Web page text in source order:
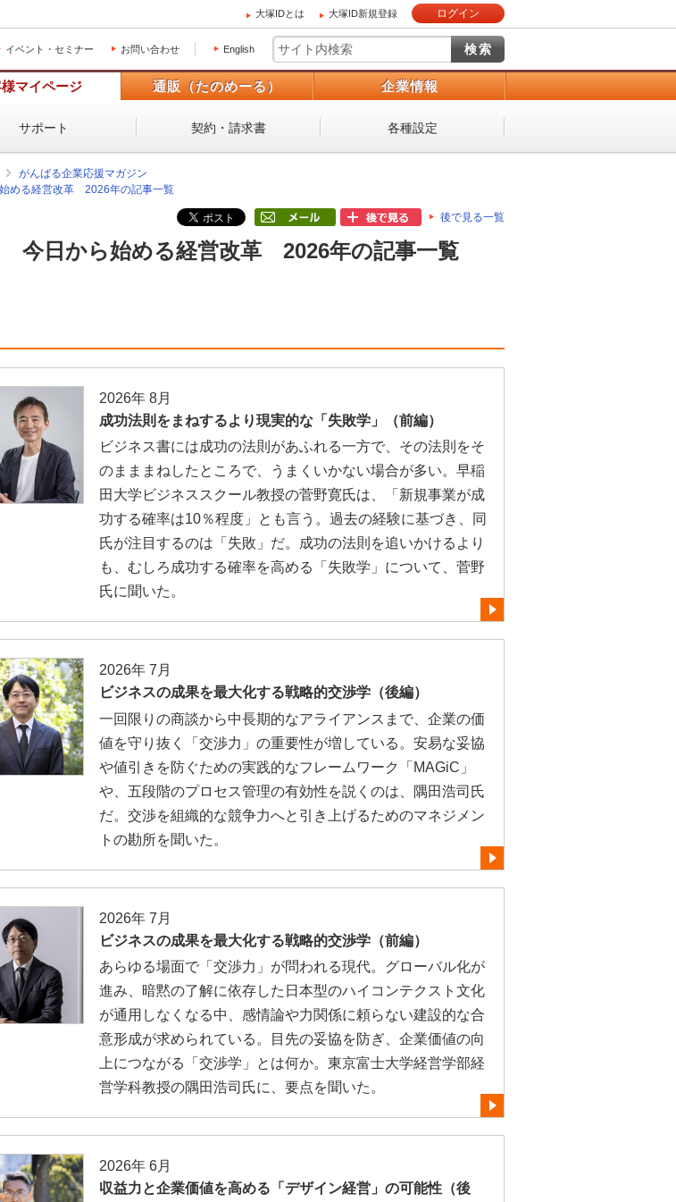
大塚IDとは 大塚ID新規登録 ログイン
イベント・セミナー お問い合わせ English
マイページ 通販（たのめーる） 企業情報
サポート 契約・請求書 各種設定
がんばる企業応援マガジン
める経営改革 2026年の記事一覧
後で見る一覧
今日から始める経営改革 2026年の記事一覧
2026年 8月
成功法則をまねするより現実的な「失敗学」（前編）
ビジネス書には成功の法則があふれる一方で、その法則をそ
のまままねしたところで、うまくいかない場合が多い。早稲
田大学ビジネススクール教授の菅野寛氏は、「新規事業が成
功する確率は10％程度」とも言う。過去の経験に基づき、同
氏が注目するのは「失敗」だ。成功の法則を追いかけるより
も、むしろ成功する確率を高める「失敗学」について、菅野
氏に聞いた。
2026年 7月
ビジネスの成果を最大化する戦略的交渉学（後編）
一回限りの商談から中長期的なアライアンスまで、企業の価
値を守り抜く「交渉力」の重要性が増している。安易な妥協
や値引きを防ぐための実践的なフレームワーク「MAGiC」
や、五段階のプロセス管理の有効性を説くのは、隅田浩司氏
だ。交渉を組織的な競争力へと引き上げるためのマネジメン
トの勘所を聞いた。
2026年 7月
ビジネスの成果を最大化する戦略的交渉学（前編）
あらゆる場面で「交渉力」が問われる現代。グローバル化が
進み、暗黙の了解に依存した日本型のハイコンテクスト文化
が通用しなくなる中、感情論や力関係に頼らない建設的な合
意形成が求められている。目先の妥協を防ぎ、企業価値の向
上につながる「交渉学」とは何か。東京富士大学経営学部経
営学科教授の隅田浩司氏に、要点を聞いた。
2026年 6月
収益力と企業価値を高める「デザイン経営」の可能性（後